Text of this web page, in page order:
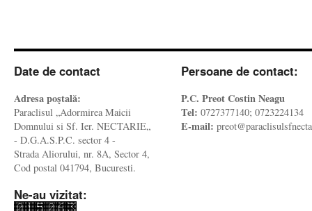
Date de contact
Adresa poştală:
Paraclisul „Adormirea Maicii
Domnului si Sf. Ier. NECTARIE„
- D.G.A.S.P.C. sector 4 -
Strada Aliorului, nr. 8A, Sector 4,
Cod postal 041794, Bucuresti.
Ne-au vizitat:
Persoane de contact:
P.C. Preot Costin Neagu
Tel: 0727377140; 0723224134
E-mail: